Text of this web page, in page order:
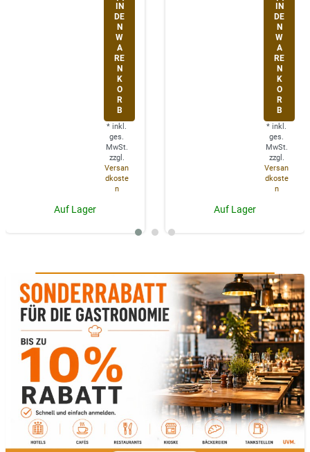
IN
DE
N
W
A
RE
N
K
O
R
B
* inkl.
ges.
MwSt.
zzgl.
Versan
dkoste
n
Auf Lager
IN
DE
N
W
A
RE
N
K
O
R
B
* inkl.
ges.
MwSt.
zzgl.
Versan
dkoste
n
Auf Lager